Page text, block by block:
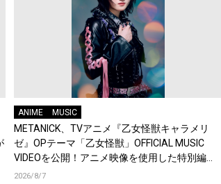
ANIME MUSIC
METANICK、TVアニメ『乙女怪獣キャラメリ
ゼ』OPテーマ「乙女怪獣」OFFICIAL MUSIC
VIDEOを公開！アニメ映像を使用した特別編
集！
2026/8/7